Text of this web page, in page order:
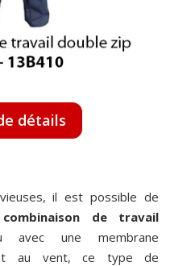
détails
il est possible de
combinaison de travail
avec une membrane
au vent, ce type de